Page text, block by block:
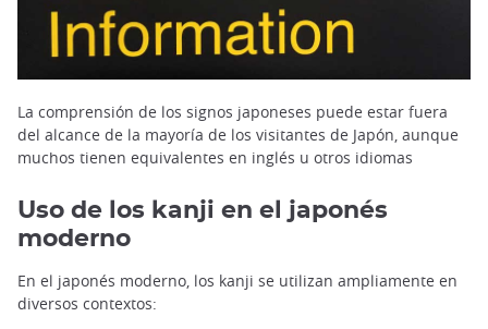
La comprensión de los signos japoneses puede estar fuera
del alcance de la mayoría de los visitantes de Japón, aunque
muchos tienen equivalentes en inglés u otros idiomas
Uso de los kanji en el japonés
moderno
En el japonés moderno, los kanji se utilizan ampliamente en
diversos contextos: